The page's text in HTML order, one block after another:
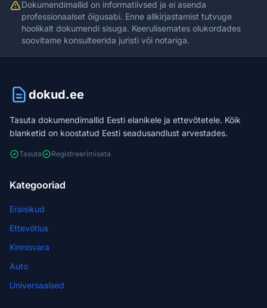
Dokumendimallid on informatiivsed ja ei asenda
professionaalset õigusabi. Enne allkirjastamist tutvuge
hoolikalt dokumendi sisuga. Keerulisemates olukordades
soovitame konsulteerida juristi või notariga.
dokud.ee
Tasuta dokumendimallid Eesti elanikele ja ettevõtetele. Kõik
blanketid on koostatud Eesti seadusandlust arvestades.
Tasuta Registreerimiseta
Kategooriad
Eraisikud
Ettevõtlus
Kinnisvara
Auto
Universaalsed